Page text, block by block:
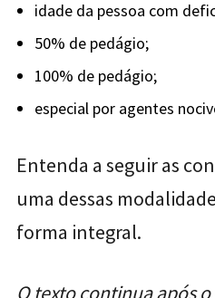
idade da pessoa com
50% de pedágio;
100% de pedágio;
especial por agentes
Entenda a seguir as
uma dessas
forma integral.
O texto continua após